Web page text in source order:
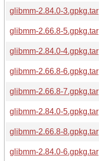
glibmm-2.84.0-3.gpkg.tar
glibmm-2.66.8-5.gpkg.tar
glibmm-2.84.0-4.gpkg.tar
glibmm-2.66.8-6.gpkg.tar
glibmm-2.66.8-7.gpkg.tar
glibmm-2.84.0-5.gpkg.tar
glibmm-2.66.8-8.gpkg.tar
glibmm-2.84.0-6.gpkg.tar